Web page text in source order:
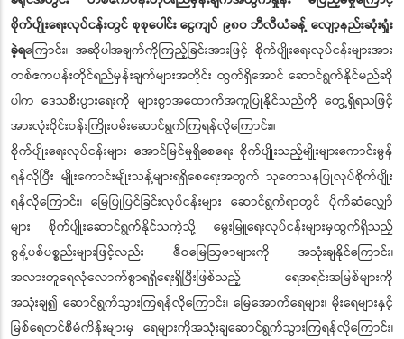
စိုက်ပျိုးရေးလုပ်ငန်းတွင် စုစုပေါင်း ငွေကျပ် ၉၈၀ ဘီလီယံခန့် လျော့နည်းဆုံးရှုံး
ခဲ့ရကြောင်း၊ အဆိုပါအချက်ကိုကြည့်ခြင်းအားဖြင့် စိုက်ပျိုးရေးလုပ်ငန်းများအား
တစ်ဧကပန်းတိုင်ရည်မှန်းချက်များအတိုင်း ထွက်ရှိအောင် ဆောင်ရွက်နိုင်မည်ဆို
ပါက ဒေသစီးပွားရေးကို များစွာအထောက်အကူပြုနိုင်သည်ကို တွေ့ရှိရသဖြင့်
အားလုံးဝိုင်းဝန်းကြိုးပမ်းဆောင်ရွက်ကြရန်လိုကြောင်း။
စိုက်ပျိုးရေးလုပ်ငန်းများ အောင်မြင်မှုရှိစေရေး စိုက်ပျိုးသည့်မျိုးများကောင်းမွန်
ရန်လိုပြီး မျိုးကောင်းမျိုးသန့်များရရှိစေရေးအတွက် သုတေသနပြုလုပ်စိုက်ပျိုး
ရန်လိုကြောင်း၊ မြေပြုပြင်ခြင်းလုပ်ငန်းများ ဆောင်ရွက်ရာတွင် ပိုက်ဆံလျှော်
များ စိုက်ပျိုးဆောင်ရွက်နိုင်သကဲ့သို့ မွေးမြူရေးလုပ်ငန်းများမှထွက်ရှိသည့်
စွန့်ပစ်ပစ္စည်းများဖြင့်လည်း ဇီဝမြေဩဇာများကို အသုံးချနိုင်ကြောင်း၊
အလားတူရေလုံလောက်စွာရရှိရေးရှိပြီးဖြစ်သည့် ရေအရင်းအမြစ်များကို
အသုံးချ၍ ဆောင်ရွက်သွားကြရန်လိုကြောင်း၊ မြေအောက်ရေများ၊ မိုးရေများနှင့်
မြစ်ရေတင်စီမံကိန်းများမှ ရေများကိုအသုံးချဆောင်ရွက်သွားကြရန်လိုကြောင်း၊